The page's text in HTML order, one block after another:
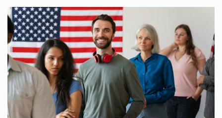
LEGALMENTE
EN
ESTADOS
UNIDOS
SÍ
ES
POSIBLE:
CONOZCA
LAS
OPCIONES
Y